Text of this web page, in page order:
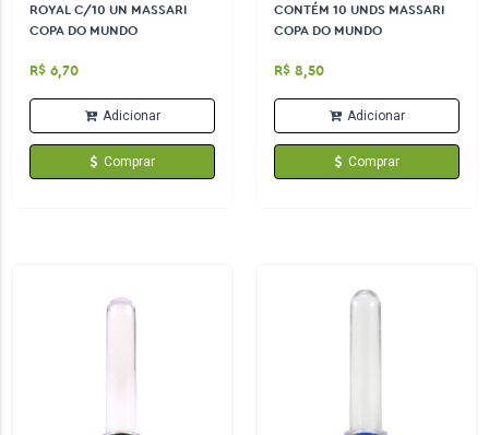
ROYAL C/10 UN MASSARI
COPA DO MUNDO
R$ 6,70
Adicionar
Comprar
CONTÉM 10 UNDS MASSARI
COPA DO MUNDO
R$ 8,50
Adicionar
Comprar